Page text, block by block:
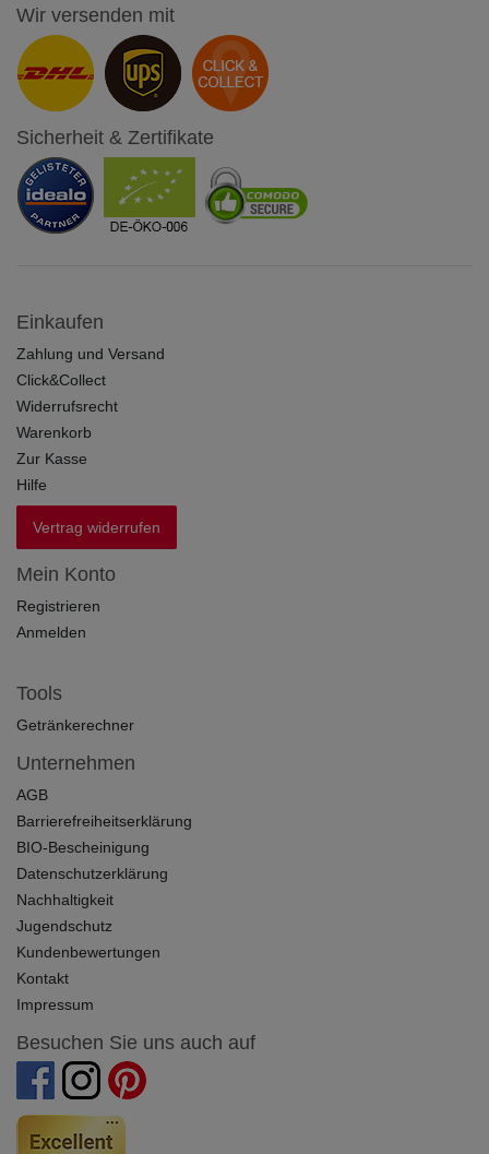
Wir versenden mit
Sicherheit & Zertifikate
Einkaufen
Zahlung und Versand
Click&Collect
Widerrufsrecht
Warenkorb
Zur Kasse
Hilfe
Vertrag widerrufen
Mein Konto
Registrieren
Anmelden
Tools
Getränkerechner
Unternehmen
AGB
Barrierefreiheitserklärung
BIO-Bescheinigung
Datenschutzerklärung
Nachhaltigkeit
Jugendschutz
Kundenbewertungen
Kontakt
Impressum
Besuchen Sie uns auch auf